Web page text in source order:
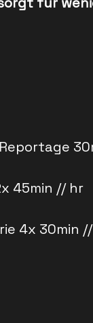
Reportage
45min // hr
4x 30min